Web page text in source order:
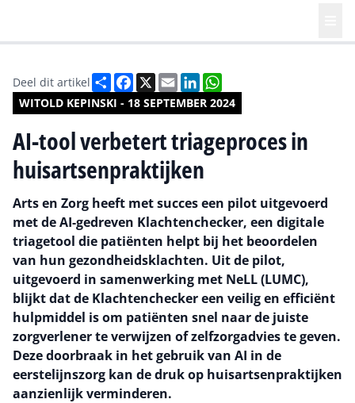
WITOLD KEPINSKI - 18 SEPTEMBER 2024
Deel dit artikel DeelFacebook
X EmailLinkedIn
AI-tool verbetert triageproces in
huisartsenpraktijken
Arts en Zorg heeft met succes een pilot uitgevoerd
met de AI-gedreven Klachtenchecker, een digitale
triagetool die patiënten helpt bij het beoordelen
van hun gezondheidsklachten. Uit de pilot,
uitgevoerd in samenwerking met NeLL (LUMC),
blijkt dat de Klachtenchecker een veilig en efficiënt
hulpmiddel is om patiënten snel naar de juiste
zorgverlener te verwijzen of zelfzorgadvies te geven.
Deze doorbraak in het gebruik van AI in de
eerstelijnszorg kan de druk op huisartsenpraktijken
aanzienlijk verminderen.